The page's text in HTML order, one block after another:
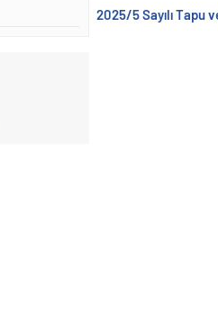
2025/5 Sayılı Tapu